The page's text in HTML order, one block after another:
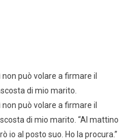
può volare a firmare il
di mio marito.
può volare a firmare il
di mio marito. “Al mattino
io al posto suo. Ho la procura.”